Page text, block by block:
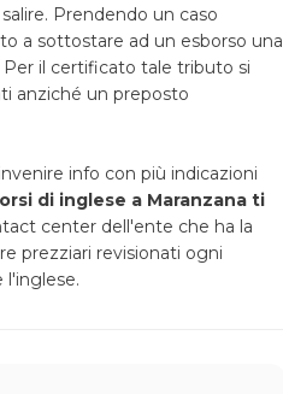
Prendendo un caso
a sottostare ad un esborso una
Per il certificato tale tributo si
anziché un preposto
info con più indicazioni
di inglese a Maranzana ti
center dell'ente che ha la
prezziari revisionati ogni
l'inglese.